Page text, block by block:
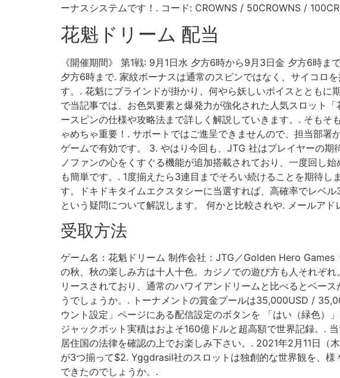
ーナスシステムです！. コード: CROWNS / 50CROWNS /
花魁ドリーム 配当
《開催期間》 第1戦: 9月1日水 夕方6時から9月3日金 夕方6時
夕方6時まで. 家紋ボーナスは通常のスピンではなく、サイコロ
す。. 花魁にブラインドが掛かり、何やら妖しいボイスととも
で当記事では、お色気要素と爆発力が強化された人気スロット
ースピンの仕様や攻略法まで詳しく解説していきます。. そも
ゃめちゃ重要！. サポートではご進呈できませんので、担当部
ゲームで有効です。 3. やはり今回も、JTG 社はプレイヤーの
ノファンの心をくすぐる機能が追加搭載されており、一度回し
も簡単です。. 1度揃えたら3連目までそろい続けることを期待
す。ドキドキタイムエクスタシーに当選すれば、高確率でレベ
という疑問について解説します。 何かと比較されや. メールア
受取方法
ゲーム名：花魁ドリーム 制作会社：JTG／Golden Hero
の秋、秋の楽しみ方は十人十色。カジノでの遊び方も人それぞ
リースされており、通常のハワイアンドリームと比べるとベー
うでしょうか。. トーナメントの賞金プールは35,000USD /
ウント設定」ページにある配信設定のボタンを 「はい（緑色）
ジャックポット実積はおよそ160億ドルと超高額で世界記録。.
居住国の法律を確認の上でお楽しみ下さい。. 2021年2月11日（
が3つ揃って$2. Yggdrasil社のスロットは独創的な世界観を、
できたのでしょうか。.